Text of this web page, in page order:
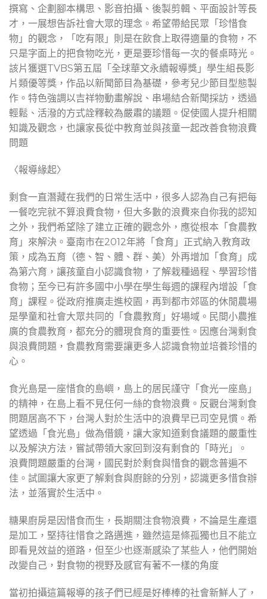
撰寫、企劃腳本構思、影音拍攝、後製剪輯、平面設計等長
才，一展想告訴社會大眾的理念。希望帶給民眾「珍惜食
物」的觀念，「吃有限」則是在飲食上取得適量的食物，不
只是字面上的把食物吃光，更是要珍惜每一次的餐桌時光。
該片獲選TVBS第五屆「全球華文永續報導獎」學生組長影
片類優等獎，作品以新聞節目為基礎，參考兒少節目型態製
作。特色強調以吉祥物動畫解說、串場結合新聞採訪，透過
輕鬆、活潑的方式詮釋較為嚴肅的議題。促使國人提升相關
知識及觀念，也讓家長從中教育並與孩童一起改善食物浪費
問題
〈報導緣起〉
剩食一直潛藏在我們的日常生活中，很多人認為自己有把每
一餐吃完就不算浪費食物，但大多數的浪費來自你我的認知
之外，我們希望除了建立正確的觀念外，應從根本「食農教
育」來解決。臺南市在2012年將「食育」正式納入教育政
策，成為五育（德、智、體、群、美）外再增加「食育」成
為第六育，讓孩童自小認識食物，了解栽種過程、學習珍惜
食物；至今已有許多國中小學在學生每週的課程內增設「食
育」課程。從政府推廣走進校園，再到都市郊區的休閒農場
是學童和社會大眾共同的「食農教育」好場域。民間小農推
廣的食農教育，都充分的體現食育的重要性。因應台灣剩食
與浪費問題，食農教育需要讓更多人認識食物並培養珍惜的
心。
食光島是一座惜食的島嶼，島上的居民謹守「食光一座島」
的精神，在島上看不見任何一絲的食物浪費。反觀台灣剩食
問題居高不下，台灣人對於生活中的浪費早已司空見慣。希
望透過「食光島」做為借鏡，讓大家知道剩食議題的嚴重性
以及解決方法，嘗試帶領大家回到沒有剩食的「時光」。
浪費問題嚴重的台灣，國民對於剩食與惜食的觀念普遍不
佳。試圖讓大家更了解剩食與廚餘的分別，認識更多惜食辦
法，並落實於生活中。
糖果廚房是因惜食而生，長期關注食物浪費，不論是生產還
是加工，堅持往惜食之路邁進，雖然這是條孤獨也且不能立
即看見效益的道路，但至少也逐漸感染了某些人，他們開始
改變自己，對食物的視野及感官有著不一樣的角度
當初拍攝這篇報導的孩子們已經是好棒棒的社會新鮮人了，